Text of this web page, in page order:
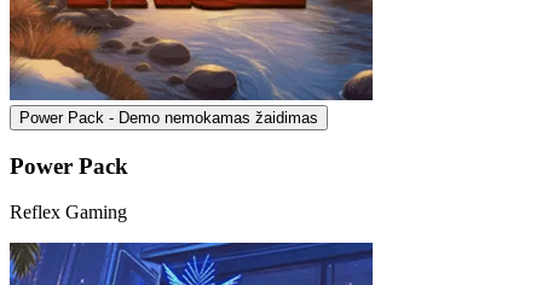
Power Pack - Demo nemokamas žaidimas
Power Pack
Reflex Gaming